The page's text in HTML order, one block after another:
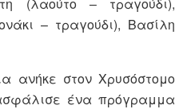
– τραγούδι), Βασίλη
ανήκε στον Χρυσόστομο
ένα πρόγραμμα